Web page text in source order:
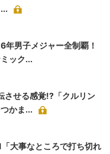
年男子メジャー全制覇！
ック...
させる感覚!?「クルリン
かま...
「大事なところで打ち切れ